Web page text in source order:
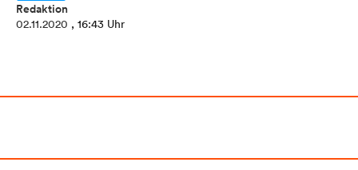
Redaktion
02.11.2020 , 16:43 Uhr